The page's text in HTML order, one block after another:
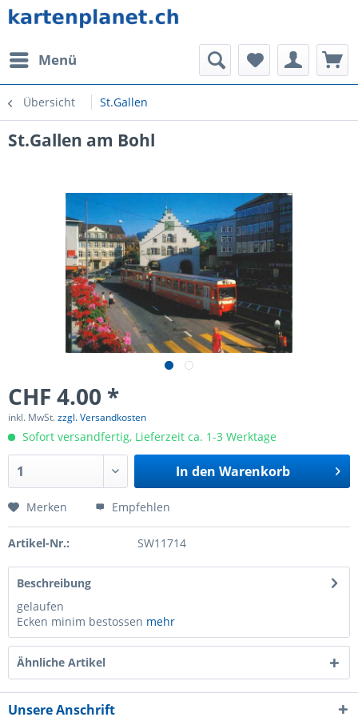
Menü
Übersicht St.Gallen
St.Gallen am Bohl
CHF 4.00 *
inkl. MwSt.zzgl. Versandkosten
Sofort versandfertig, Lieferzeit ca. 1-3 Werktage
In den Warenkorb
Merken Empfehlen
Artikel-Nr.: SW11714
Beschreibung
gelaufen
Ecken minim bestossen mehr
Ähnliche Artikel
Unsere Anschrift